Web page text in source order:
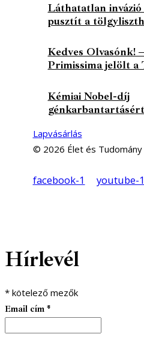
Láthatatlan invázió
pusztít a
Kedves Olvasónk!
Primissima jelölt a
Kémiai Nobel-díj
génkarbantartásért
Lapvásárlás
© 2026 Élet és Tudomány
facebook-1 youtube-1
Hírlevél
* kötelező mezők
Email cím *